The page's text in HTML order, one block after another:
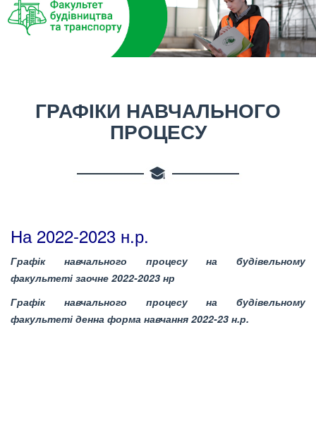
ГРАФІКИ НАВЧАЛЬНОГО
ПРОЦЕСУ
На 2022-2023 н.р.
Графік навчального процесу на будівельному
факультеті заочне 2022-2023 нр
Графік навчального процесу на будівельному
факультеті денна форма навчання 2022-23 н.р.